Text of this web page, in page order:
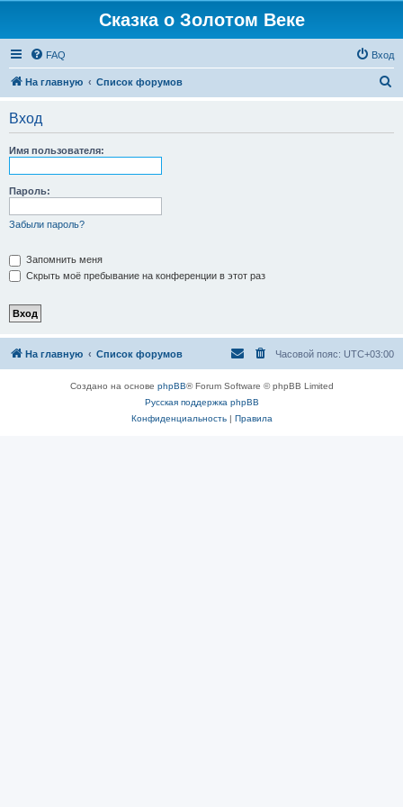
Сказка о Золотом Веке
FAQ Вход
На главную Список форумов
Вход
Имя пользователя:
Пароль:
Забыли пароль?
Запомнить меня
Скрыть моё пребывание на конференции в этот раз
На главную Список форумов Часовой пояс: UTC+03:00
Создано на основе phpBB® Forum Software © phpBB Limited
Русская поддержка phpBB
Конфиденциальность| Правила